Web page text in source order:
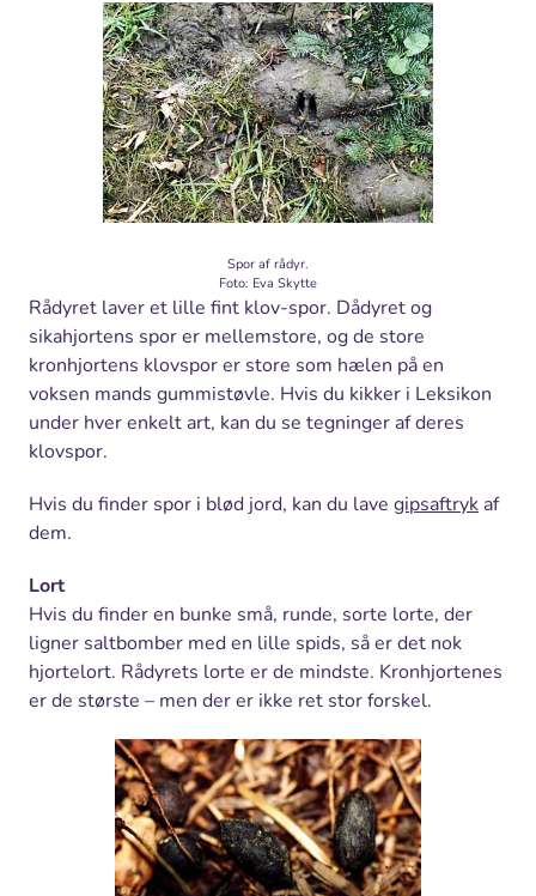
Spor af rådyr.
Foto: Eva Skytte
Rådyret laver et lille fint klov-spor. Dådyret og
sikahjortens spor er mellemstore, og de store
kronhjortens klovspor er store som hælen på en
voksen mands gummistøvle. Hvis du kikker i Leksikon
under hver enkelt art, kan du se tegninger af deres
klovspor.
Hvis du finder spor i blød jord, kan du lave gipsaftryk af
dem.
Lort
Hvis du finder en bunke små, runde, sorte lorte, der
ligner saltbomber med en lille spids, så er det nok
hjortelort. Rådyrets lorte er de mindste. Kronhjortenes
er de største – men der er ikke ret stor forskel.